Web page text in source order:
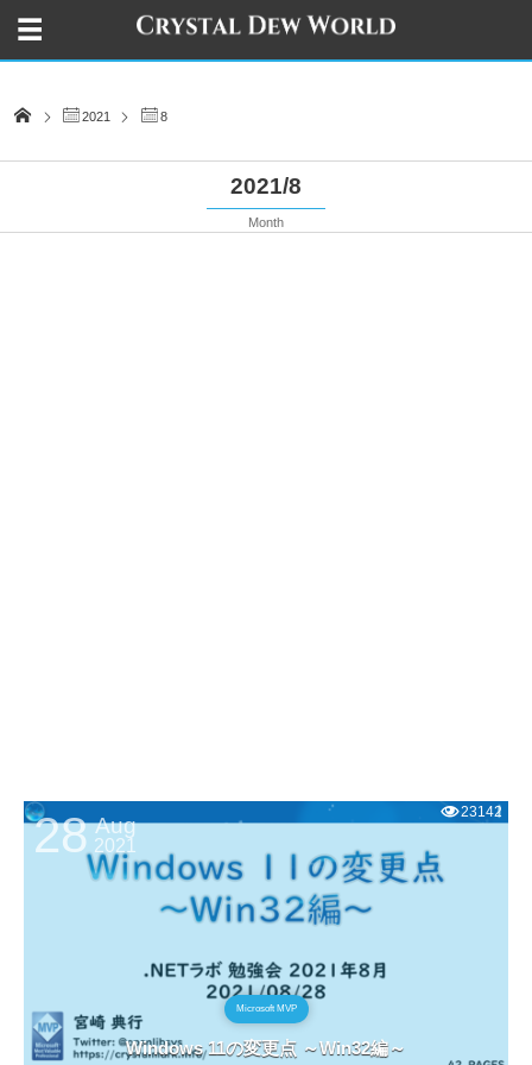
2021 8
2021/8
Month
Microsoft MVP
Windows 11の変更点 ～Win32編～
28 Aug
2021
23142